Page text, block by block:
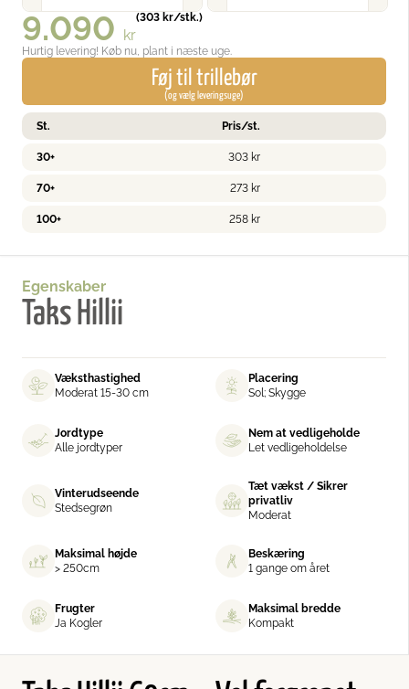
9.090 kr
(303 kr/stk.)
Hurtig levering! Køb nu, plant i næste uge.
Føj til trillebør
(og vælg leveringsuge)
St. Pris/st.
30+ 303 kr
70+ 273 kr
100+ 258 kr
Egenskaber
Taks Hillii
Væksthastighed
Moderat 15-30 cm
Placering
Sol; Skygge
Jordtype
Alle jordtyper
Nem at vedligeholde
Let vedligeholdelse
Vinterudseende
Stedsegrøn
Tæt vækst / Sikrer
privatliv
Moderat
Maksimal højde
> 250cm
Beskæring
1 gange om året
Frugter
Ja Kogler
Maksimal bredde
Kompakt